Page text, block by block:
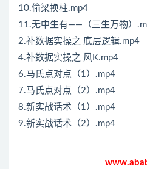
10.偷梁换柱.mp4
11.无中生有——（三生万物）
2.补数据实操之 底层逻辑.mp4
4.补数据实操之 风K.mp4
6.马氏点对点（1）.mp4
7.马氏点对点（2）.mp4
8.新实战话术（1）.mp4
9.新实战话术（2）.mp4